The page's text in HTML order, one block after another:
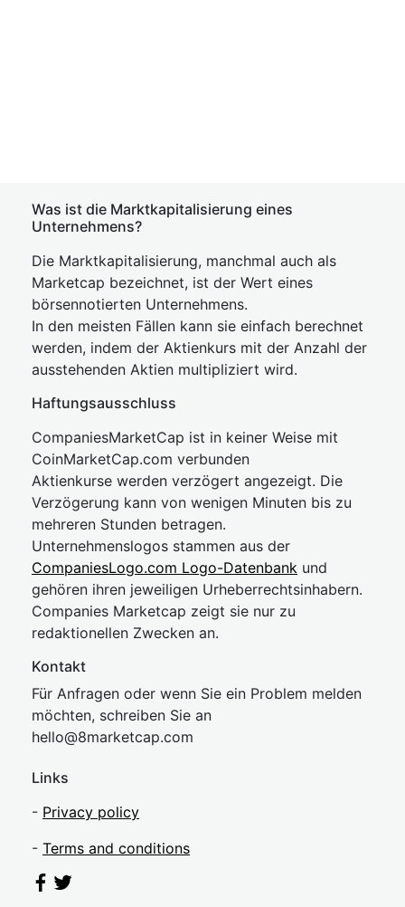
Was ist die Marktkapitalisierung eines
Unternehmens?
Die Marktkapitalisierung, manchmal auch als
Marketcap bezeichnet, ist der Wert eines
börsennotierten Unternehmens.
In den meisten Fällen kann sie einfach berechnet
werden, indem der Aktienkurs mit der Anzahl der
ausstehenden Aktien multipliziert wird.
Haftungsausschluss
CompaniesMarketCap ist in keiner Weise mit
CoinMarketCap.com verbunden
Aktienkurse werden verzögert angezeigt. Die
Verzögerung kann von wenigen Minuten bis zu
mehreren Stunden betragen.
Unternehmenslogos stammen aus der
CompaniesLogo.com Logo-Datenbank und
gehören ihren jeweiligen Urheberrechtsinhabern.
Companies Marketcap zeigt sie nur zu
redaktionellen Zwecken an.
Kontakt
Für Anfragen oder wenn Sie ein Problem melden
möchten, schreiben Sie an
hello@8marketcap.com
Links
- Privacy policy
- Terms and conditions